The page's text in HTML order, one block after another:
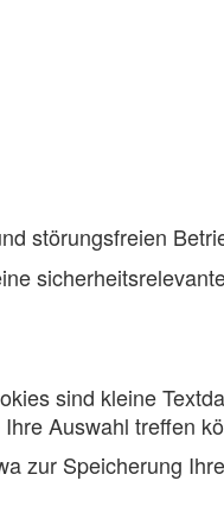
störungsfreien
sind kleine
Auswahl treffen
zur Speicherung